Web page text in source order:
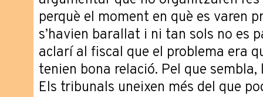
perquè el moment en què es varen
s’havien barallat i ni tan sols no es
aclarí al fiscal que el problema era
tenien bona relació. Pel que
Els tribunals uneixen més del que